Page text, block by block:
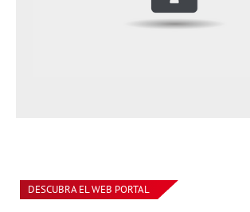
DESCUBRA EL WEB PORTAL